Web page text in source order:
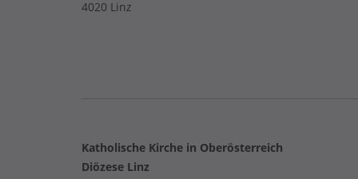
4020 Linz
Katholische Kirche in Oberösterreich
Diözese Linz